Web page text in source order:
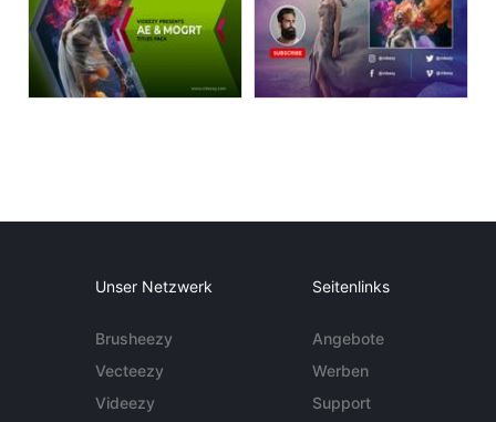
Unser Netzwerk
Brusheezy
Vecteezy
Videezy
Seitenlinks
Angebote
Werben
Support